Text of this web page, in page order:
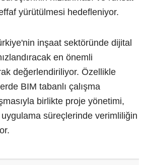
yürütülmesi hedefleniyor.
inşaat sektöründe dijital
en önemli
değerlendiriliyor. Özellikle
BIM tabanlı çalışma
birlikte proje yönetimi,
süreçlerinde verimliliğin